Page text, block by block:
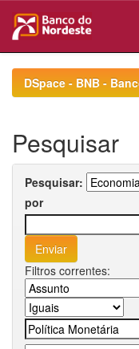
navigationDSpace - BNB -
Pesquisar
Pesquisar:
por
Filtros correntes: